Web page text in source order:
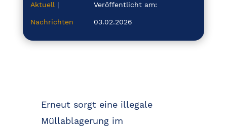
Aktuell|
Nachrichten
Veröffentlicht am:
03.02.2026
Erneut sorgt eine illegale
Müllablagerung im